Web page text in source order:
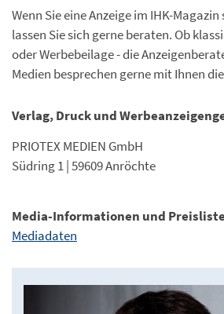
Wenn Sie eine Anzeige im IHK-
lassen Sie sich gerne beraten. Ob
oder Werbebeilage - die
Medien besprechen gerne mit Ihnen
Verlag, Druck und
PRIOTEX MEDIEN GmbH
Südring 1 | 59609 Anröchte
Media-Informationen und
Mediadaten